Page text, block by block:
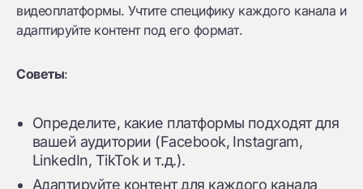
видеоплатформы. Учтите специфику каждого канала и
адаптируйте контент под его формат.
Советы:
Определите, какие платформы подходят для
вашей аудитории (Facebook, Instagram,
LinkedIn, TikTok и т.д.).
Адаптируйте контент для каждого канала